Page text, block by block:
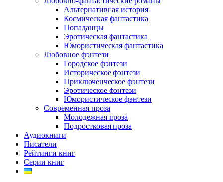
Альтернативная история
Космическая фантастика
Попаданцы
Эротическая фантастика
Юмористическая фантастика
Любовное фэнтези
Городское фэнтези
Историческое фэнтези
Приключенческое фэнтези
Эротическое фэнтези
Юмористическое фэнтези
Современная проза
Молодежная проза
Подростковая проза
Аудиокниги
Писатели
Рейтинги книг
Серии книг